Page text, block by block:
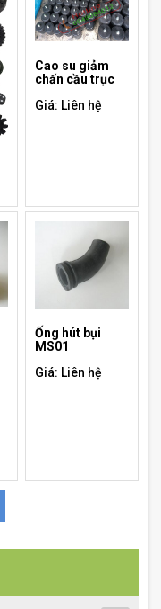
Cao su giảm
chấn cầu trục
Giá: Liên hệ
Ống hút bụi
MS01
Giá: Liên hệ